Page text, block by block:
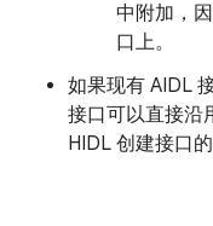
中附加，
口上。
如果现有 AIDL
接口可以直接沿
HIDL 创建接口的